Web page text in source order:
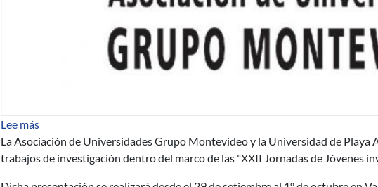
Lee más
La Asociación de Universidades Grupo Montevideo y la Universidad de Playa
trabajos de investigación dentro del marco de las "XXII Jornadas de Jóvenes